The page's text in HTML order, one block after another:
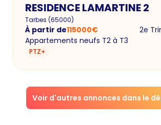
RESIDENCE LAMARTINE 2
Tarbes (65000)
À partir de115000€
2e
Appartements neufs T2 à T3
PTZ+
Voir d'autres annonces dans le